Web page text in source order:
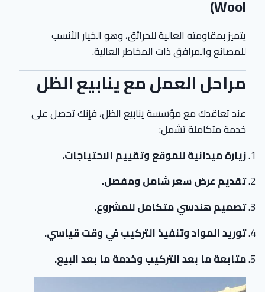
Wool)
يتميز بمقاومته العالية للحرائق، وهو الخيار الأنسب
للمصانع والمرافق ذات المخاطر العالية.
مراحل العمل مع ينابيع الظل
عند تعاقدك مع مؤسسة ينابيع الظل، فإنك تحصل على
خدمة متكاملة تشمل:
زيارة ميدانية للموقع وتقييم الاحتياجات.
تقديم عرض سعر شامل ومفصل.
تصميم هندسي متكامل للمشروع.
توريد المواد وتنفيذ التركيب في وقت قياسي.
متابعة ما بعد التركيب وخدمة ما بعد البيع.